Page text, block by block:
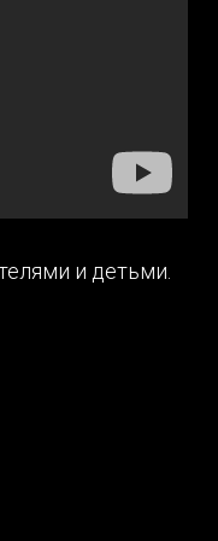
и детьми.